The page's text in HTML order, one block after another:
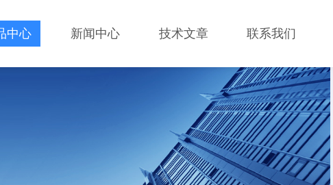
中心 新闻中心 技术文章 联系我们